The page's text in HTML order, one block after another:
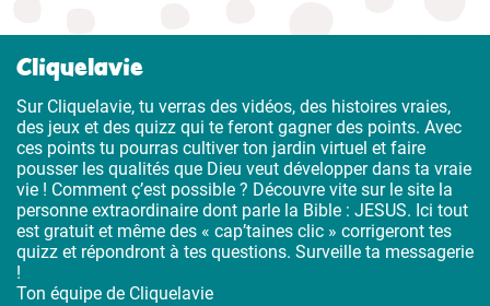
Cliquelavie
Sur Cliquelavie, tu verras des vidéos, des histoires vraies,
des jeux et des quizz qui te feront gagner des points. Avec
ces points tu pourras cultiver ton jardin virtuel et faire
pousser les qualités que Dieu veut développer dans ta vraie
vie ! Comment ç’est possible ? Découvre vite sur le site la
personne extraordinaire dont parle la Bible : JESUS. Ici tout
est gratuit et même des « cap’taines clic » corrigeront tes
quizz et répondront à tes questions. Surveille ta messagerie
!
Ton équipe de Cliquelavie